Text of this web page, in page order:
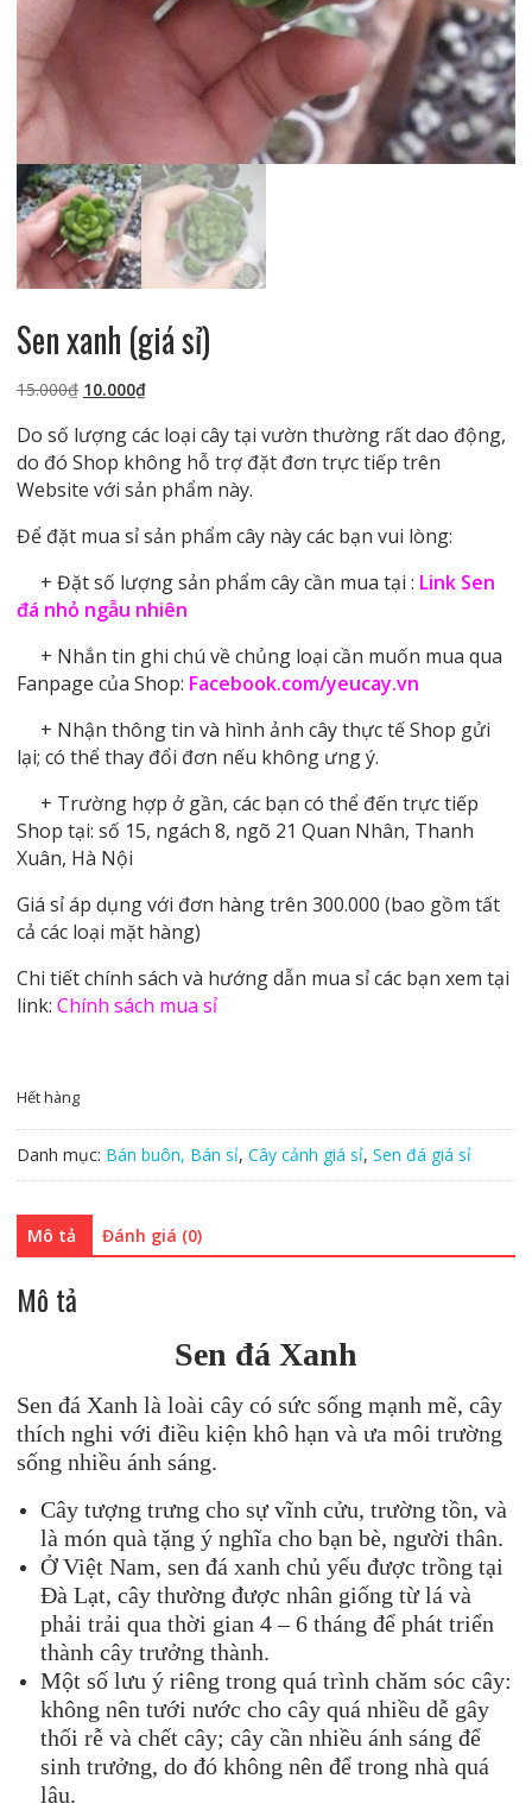
Sen xanh (giá sỉ)
15.000₫ Giá
là:
15.000₫.
10.000₫Giá
tại
là:
10.000₫.
Do số lượng các loại cây tại vườn thường rất dao động,
do đó Shop không hỗ trợ đặt đơn trực tiếp trên
Website với sản phẩm này.
Để đặt mua sỉ sản phẩm cây này các bạn vui lòng:
+ Đặt số lượng sản phẩm cây cần mua tại : Link Sen
đá nhỏ ngẫu nhiên
+ Nhắn tin ghi chú về chủng loại cần muốn mua qua
Fanpage của Shop: Facebook.com/yeucay.vn
+ Nhận thông tin và hình ảnh cây thực tế Shop gửi
lại; có thể thay đổi đơn nếu không ưng ý.
+ Trường hợp ở gần, các bạn có thể đến trực tiếp
Shop tại: số 15, ngách 8, ngõ 21 Quan Nhân, Thanh
Xuân, Hà Nội
Giá sỉ áp dụng với đơn hàng trên 300.000 (bao gồm tất
cả các loại mặt hàng)
Chi tiết chính sách và hướng dẫn mua sỉ các bạn xem tại
link: Chính sách mua sỉ
Hết hàng
Danh mục: Bán buôn, Bán sỉ, Cây cảnh giá sỉ, Sen đá giá sỉ
Mô tả Đánh giá (0)
Mô tả
Sen đá Xanh
Sen đá Xanh là loài cây có sức sống mạnh mẽ, cây
thích nghi với điều kiện khô hạn và ưa môi trường
sống nhiều ánh sáng.
Cây tượng trưng cho sự vĩnh cửu, trường tồn, và
là món quà tặng ý nghĩa cho bạn bè, người thân.
Ở Việt Nam, sen đá xanh chủ yếu được trồng tại
Đà Lạt, cây thường được nhân giống từ lá và
phải trải qua thời gian 4 – 6 tháng để phát triển
thành cây trưởng thành.
Một số lưu ý riêng trong quá trình chăm sóc cây:
không nên tưới nước cho cây quá nhiều dễ gây
thối rễ và chết cây; cây cần nhiều ánh sáng để
sinh trưởng, do đó không nên để trong nhà quá
lâu.